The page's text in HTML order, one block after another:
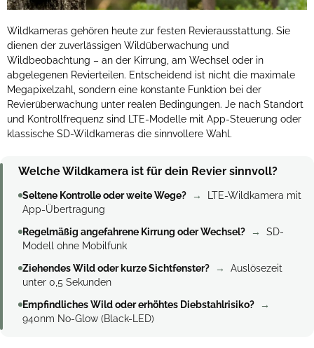
Wildkameras gehören heute zur festen Revierausstattung. Sie
dienen der zuverlässigen Wildüberwachung und
Wildbeobachtung – an der Kirrung, am Wechsel oder in
abgelegenen Revierteilen. Entscheidend ist nicht die maximale
Megapixelzahl, sondern eine konstante Funktion bei der
Revierüberwachung unter realen Bedingungen. Je nach Standort
und Kontrollfrequenz sind LTE-Modelle mit App-Steuerung oder
klassische SD-Wildkameras die sinnvollere Wahl.
Welche Wildkamera ist für dein Revier sinnvoll?
Seltene Kontrolle oder weite Wege? →
LTE-Wildkamera mit
App-Übertragung
Regelmäßig angefahrene Kirrung oder Wechsel?
→
SD-
Modell ohne Mobilfunk
Ziehendes Wild oder kurze Sichtfenster?
→
Auslösezeit
unter 0,5 Sekunden
Empfindliches Wild oder erhöhtes Diebstahlrisiko?
→
940nm No-Glow (Black-LED)